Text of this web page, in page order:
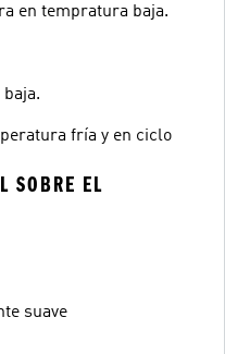
en tempratura baja.
fría y en ciclo
SOBRE EL
suave